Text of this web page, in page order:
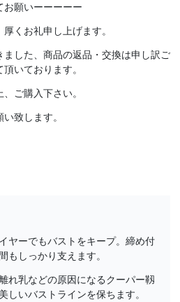
願いーーーーー
くお礼申し上げます。
した、商品の返品・交換は申し訳ご
いております。
ご購入下さい。
致します。
ヤーでもバストをキープ。締め付
もしっかり支えます。
れ乳などの原因になるクーパー靱
しいバストラインを保ちます。